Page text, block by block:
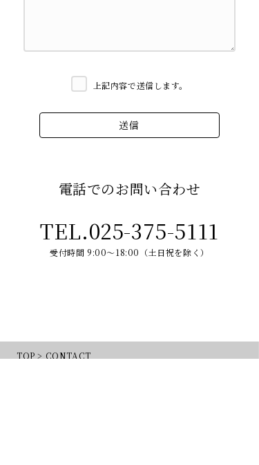
電話でのお問い合わせ
TEL.025-375-5111
受付時間 9:00～18:00（土日祝を除く）
上記内容で送信します。
TOP > CONTACT